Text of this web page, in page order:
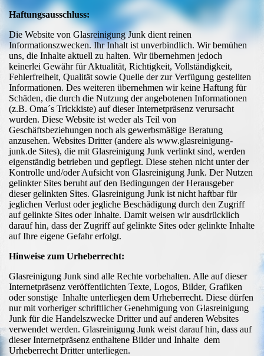
Haftungsausschluss:
Die Website von Glasreinigung Junk dient reinen
Informationszwecken. Ihr Inhalt ist unverbindlich. Wir bemühen
uns, die Inhalte aktuell zu halten. Wir übernehmen jedoch
keinerlei Gewähr für Aktualität, Richtigkeit, Vollständigkeit,
Fehlerfreiheit, Qualität sowie Quelle der zur Verfügung gestellten
Informationen. Des weiteren übernehmen wir keine Haftung für
Schäden, die durch die Nutzung der angebotenen Informationen
(z.B. Oma´s Trickkiste) auf dieser Internetpräsenz verursacht
wurden. Diese Website ist weder als Teil von
Geschäftsbeziehungen noch als gewerbsmäßige Beratung
anzusehen. Websites Dritter (andere als www.glasreinigung-
junk.de Sites), die mit Glasreinigung Junk verlinkt sind, werden
eigenständig betrieben und gepflegt. Diese stehen nicht unter der
Kontrolle und/oder Aufsicht von Glasreinigung Junk. Der Nutzen
gelinkter Sites beruht auf den Bedingungen der Herausgeber
dieser gelinkten Sites. Glasreinigung Junk ist nicht haftbar für
jeglichen Verlust oder jegliche Beschädigung durch den Zugriff
auf gelinkte Sites oder Inhalte. Damit weisen wir ausdrücklich
darauf hin, dass der Zugriff auf gelinkte Sites oder gelinkte Inhalte
auf Ihre eigene Gefahr erfolgt.
Hinweise zum Urheberrecht:
Glasreinigung Junk sind alle Rechte vorbehalten. Alle auf dieser
Internetpräsenz veröffentlichten Texte, Logos, Bilder, Grafiken
oder sonstige Inhalte unterliegen dem Urheberrecht. Diese dürfen
nur mit vorheriger schriftlicher Genehmigung von Glasreinigung
Junk für die Handelszwecke Dritter und auf anderen Websites
verwendet werden. Glasreinigung Junk weist darauf hin, dass auf
dieser Internetpräsenz enthaltene Bilder und Inhalte dem
Urheberrecht Dritter unterliegen.